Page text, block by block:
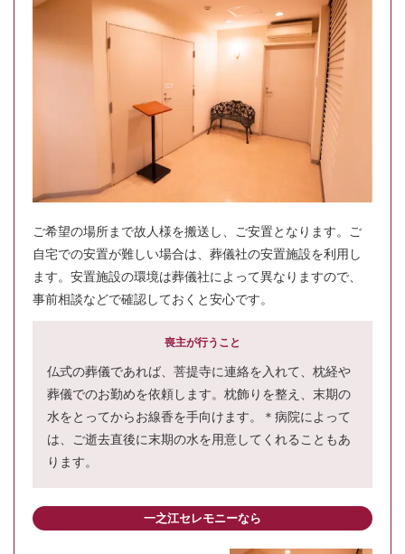
ご希望の場所まで故人様を搬送し、ご安置となります。ご
自宅での安置が難しい場合は、葬儀社の安置施設を利用し
ます。安置施設の環境は葬儀社によって異なりますので、
事前相談などで確認しておくと安心です。
喪主が行うこと
仏式の葬儀であれば、菩提寺に連絡を入れて、枕経や
葬儀でのお勤めを依頼します。枕飾りを整え、末期の
水をとってからお線香を手向けます。＊病院によって
は、ご逝去直後に末期の水を用意してくれることもあ
ります。
一之江セレモニーなら